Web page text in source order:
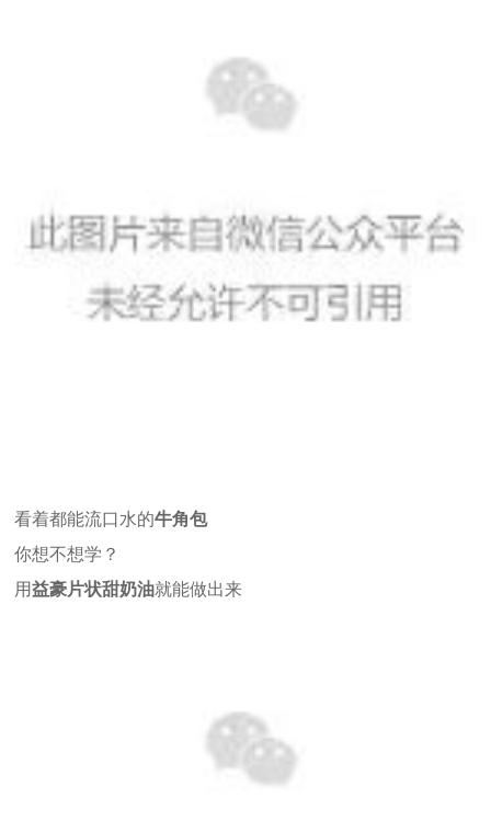
看着都能流口水的牛角包
你想不想学？
用益豪片状甜奶油就能做出来